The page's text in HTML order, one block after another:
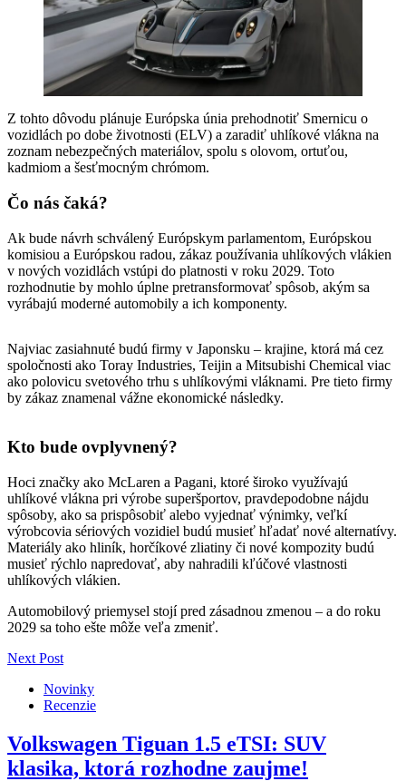
Z tohto dôvodu plánuje Európska únia prehodnotiť Smernicu o
vozidlách po dobe životnosti (ELV) a zaradiť uhlíkové vlákna na
zoznam nebezpečných materiálov, spolu s olovom, ortuťou,
kadmiom a šesťmocným chrómom.
Čo nás čaká?
Ak bude návrh schválený Európskym parlamentom, Európskou
komisiou a Európskou radou, zákaz používania uhlíkových vlákien
v nových vozidlách vstúpi do platnosti v roku 2029. Toto
rozhodnutie by mohlo úplne pretransformovať spôsob, akým sa
vyrábajú moderné automobily a ich komponenty.
Najviac zasiahnuté budú firmy v Japonsku – krajine, ktorá má cez
spoločnosti ako Toray Industries, Teijin a Mitsubishi Chemical viac
ako polovicu svetového trhu s uhlíkovými vláknami. Pre tieto firmy
by zákaz znamenal vážne ekonomické následky.
Kto bude ovplyvnený?
Hoci značky ako McLaren a Pagani, ktoré široko využívajú
uhlíkové vlákna pri výrobe superšportov, pravdepodobne nájdu
spôsoby, ako sa prispôsobiť alebo vyjednať výnimky, veľkí
výrobcovia sériových vozidiel budú musieť hľadať nové alternatívy.
Materiály ako hliník, horčíkové zliatiny či nové kompozity budú
musieť rýchlo napredovať, aby nahradili kľúčové vlastnosti
uhlíkových vlákien.
Automobilový priemysel stojí pred zásadnou zmenou – a do roku
2029 sa toho ešte môže veľa zmeniť.
Next Post
Novinky
Recenzie
Volkswagen Tiguan 1.5 eTSI: SUV
klasika, ktorá rozhodne zaujme!